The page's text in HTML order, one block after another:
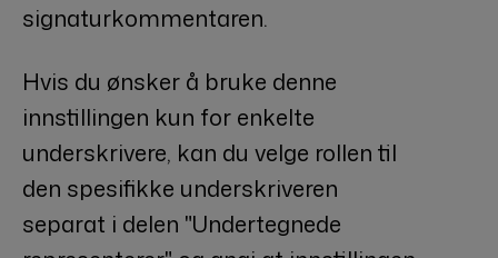
signaturkommentaren.
Hvis du ønsker å bruke denne
innstillingen kun for enkelte
underskrivere, kan du velge rollen til
den spesifikke underskriveren
separat i delen "Undertegnede